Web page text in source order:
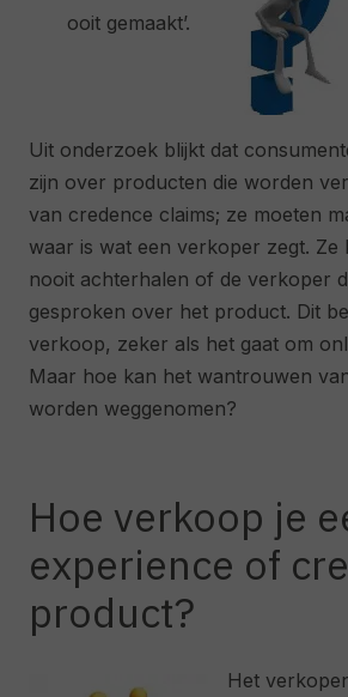
ooit gemaakt’.
Uit onderzoek blijkt dat
zijn over producten die worden
van credence claims; ze moeten
waar is wat een verkoper zegt. Ze
nooit achterhalen of de verkoper
gesproken over het product. Dit
verkoop, zeker als het gaat om
Maar hoe kan het wantrouwen
worden weggenomen?
Hoe verkoop je
experience of
product?
Het